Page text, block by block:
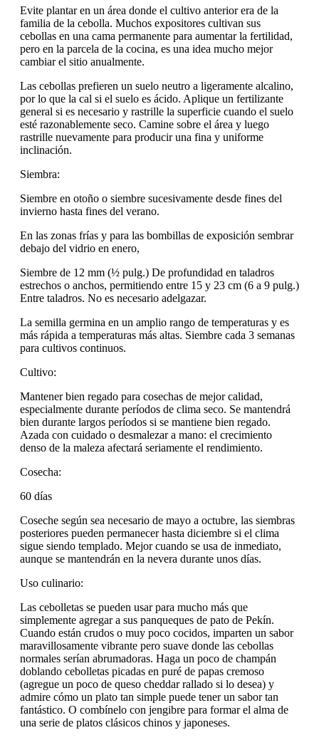
Evite plantar en un área donde el cultivo anterior era de la
familia de la cebolla. Muchos expositores cultivan sus
cebollas en una cama permanente para aumentar la fertilidad,
pero en la parcela de la cocina, es una idea mucho mejor
cambiar el sitio anualmente.
Las cebollas prefieren un suelo neutro a ligeramente alcalino,
por lo que la cal si el suelo es ácido. Aplique un fertilizante
general si es necesario y rastrille la superficie cuando el suelo
esté razonablemente seco. Camine sobre el área y luego
rastrille nuevamente para producir una fina y uniforme
inclinación.
Siembra:
Siembre en otoño o siembre sucesivamente desde fines del
invierno hasta fines del verano.
En las zonas frías y para las bombillas de exposición sembrar
debajo del vidrio en enero,
Siembre de 12 mm (½ pulg.) De profundidad en taladros
estrechos o anchos, permitiendo entre 15 y 23 cm (6 a 9 pulg.)
Entre taladros. No es necesario adelgazar.
La semilla germina en un amplio rango de temperaturas y es
más rápida a temperaturas más altas. Siembre cada 3 semanas
para cultivos continuos.
Cultivo:
Mantener bien regado para cosechas de mejor calidad,
especialmente durante períodos de clima seco. Se mantendrá
bien durante largos períodos si se mantiene bien regado.
Azada con cuidado o desmalezar a mano: el crecimiento
denso de la maleza afectará seriamente el rendimiento.
Cosecha:
60 días
Coseche según sea necesario de mayo a octubre, las siembras
posteriores pueden permanecer hasta diciembre si el clima
sigue siendo templado. Mejor cuando se usa de inmediato,
aunque se mantendrán en la nevera durante unos días.
Uso culinario:
Las cebolletas se pueden usar para mucho más que
simplemente agregar a sus panqueques de pato de Pekín.
Cuando están crudos o muy poco cocidos, imparten un sabor
maravillosamente vibrante pero suave donde las cebollas
normales serían abrumadoras. Haga un poco de champán
doblando cebolletas picadas en puré de papas cremoso
(agregue un poco de queso cheddar rallado si lo desea) y
admire cómo un plato tan simple puede tener un sabor tan
fantástico. O combínelo con jengibre para formar el alma de
una serie de platos clásicos chinos y japoneses.